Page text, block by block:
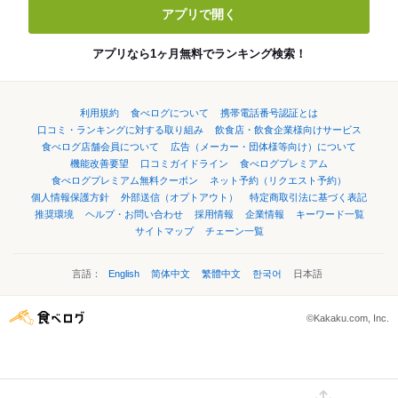
アプリで開く
アプリなら1ヶ月無料でランキング検索！
利用規約 食べログについて
携帯電話番号認証とは
口コミ・ランキングに対する取り組み
飲食店・飲食企業様向けサービス
食べログ店舗会員について
広告（メーカー・団体様等向け）について
機能改善要望
口コミガイドライン
食べログプレミアム
食べログプレミアム無料クーポン
ネット予約（リクエスト予約）
個人情報保護方針
外部送信（オプトアウト）
特定商取引法に基づく表記
推奨環境
ヘルプ・お問い合わせ 採用情報 企業情報
キーワード一覧
サイトマップ
チェーン一覧
言語： English 简体中文 繁體中文 한국어 日本語
©Kakaku.com, Inc.